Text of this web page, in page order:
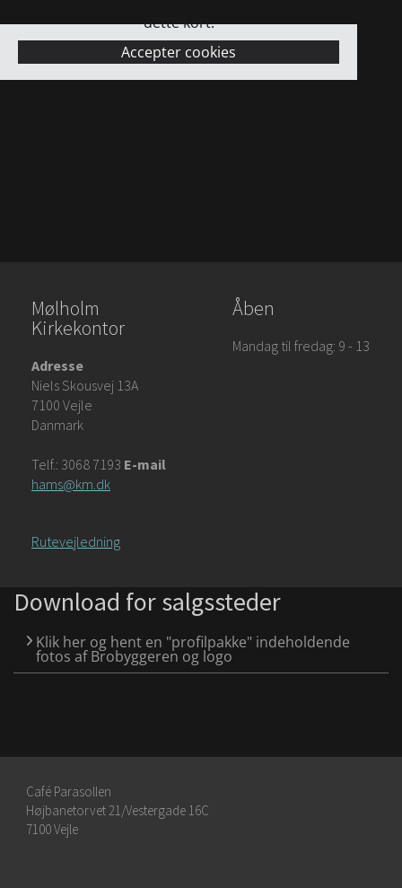
dette kort.
Accepter cookies
Mølholm
Kirkekontor
Adresse
Niels Skousvej 13A
7100 Vejle
Danmark
Telf.: 3068 7193 E-mail
hams@km.dk
Rutevejledning
Åben
Mandag til fredag: 9 - 13
Download for salgssteder
Klik her og hent en "profilpakke" indeholdende
fotos af Brobyggeren og logo
Café Parasollen
Højbanetorvet 21/Vestergade 16C
7100 Vejle